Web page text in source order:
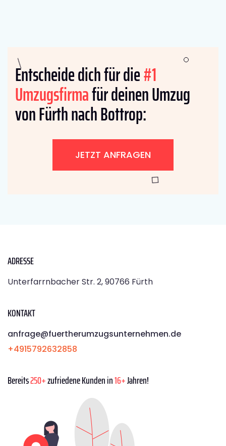
Entscheide dich für die#1
Umzugsfirmafür deinen Umzug
von Fürth nach Bottrop:
JETZT ANFRAGEN
ADRESSE
Unterfarrnbacher Str. 2, 90766 Fürth
KONTAKT
anfrage@fuertherumzugsunternehmen.de
+4915792632858
Bereits250+zufriedene Kunden in16+Jahren!